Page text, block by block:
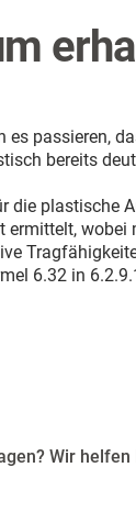
es passieren,
bereits
die plastische
wobei
6.32 in
Wir